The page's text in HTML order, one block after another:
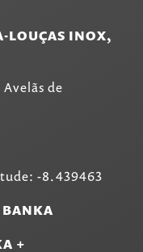
LOUÇAS INOX,
Avelãs de
-8.439463
+